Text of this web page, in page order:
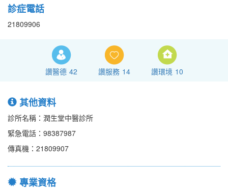
診症電話
21809906
讚醫德 42 讚服務 14 讚環境 10
其他資料
診所名稱：潤生堂中醫診所
緊急電話：98387987
傳真機：21809907
專業資格